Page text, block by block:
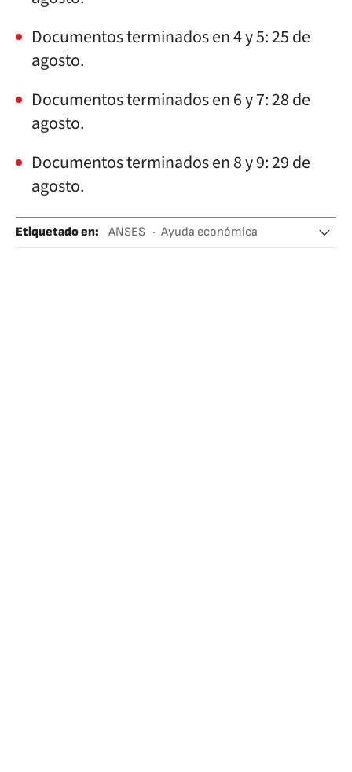
Documentos terminados en 4 y 5: 25 de
agosto.
Documentos terminados en 6 y 7: 28 de
agosto.
Documentos terminados en 8 y 9: 29 de
agosto.
Etiquetado en: ANSES
Ayuda económica